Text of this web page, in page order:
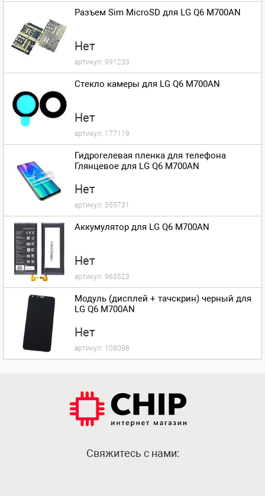
Разъем Sim MicroSD для LG Q6 M700AN
Нет
артикул: 991233
Стекло камеры для LG Q6 M700AN
Нет
артикул: 177119
Гидрогелевая пленка для телефона
Глянцевое для LG Q6 M700AN
Нет
артикул: 355731
Аккумулятор для LG Q6 M700AN
Нет
артикул: 963523
Модуль (дисплей + тачскрин) черный для
LG Q6 M700AN
Нет
артикул: 108098
Cвяжитесь с нами: